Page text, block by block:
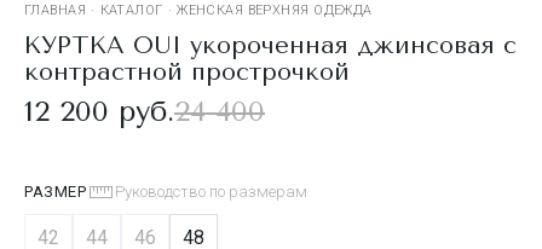
ГЛАВНАЯ · КАТАЛОГ · ЖЕНСКАЯ ВЕРХНЯЯ ОДЕЖДА
КУРТКА OUI укороченная джинсовая с
контрастной прострочкой
12 200 руб.24 400
РАЗМЕР Руководство по размерам
42 44 46 48